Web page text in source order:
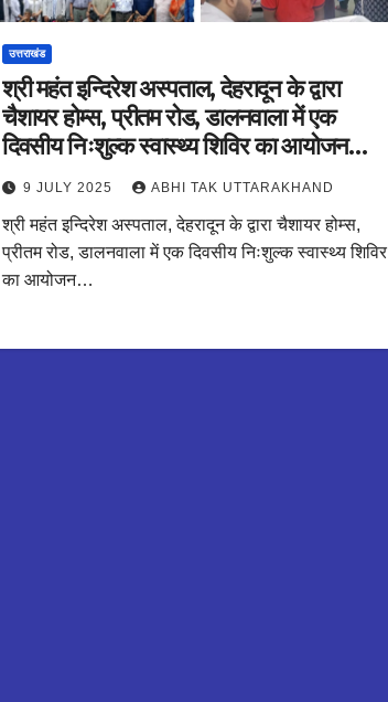
उत्तराखंड
श्री महंत इन्दिरेश अस्पताल, देहरादून के द्वारा
चैशायर होम्स, प्रीतम रोड, डालनवाला में एक
दिवसीय निःशुल्क स्वास्थ्य शिविर का आयोजन
किया गया।
9 JULY 2025 ABHI TAK UTTARAKHAND
श्री महंत इन्दिरेश अस्पताल, देहरादून के द्वारा चैशायर होम्स,
प्रीतम रोड, डालनवाला में एक दिवसीय निःशुल्क स्वास्थ्य शिविर
का आयोजन…